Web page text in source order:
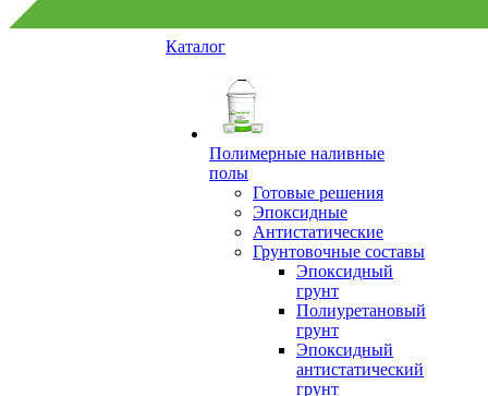
Каталог
Полимерные наливные
полы
Готовые решения
Эпоксидные
Антистатические
Грунтовочные составы
Эпоксидный
грунт
Полиуретановый
грунт
Эпоксидный
антистатический
грунт